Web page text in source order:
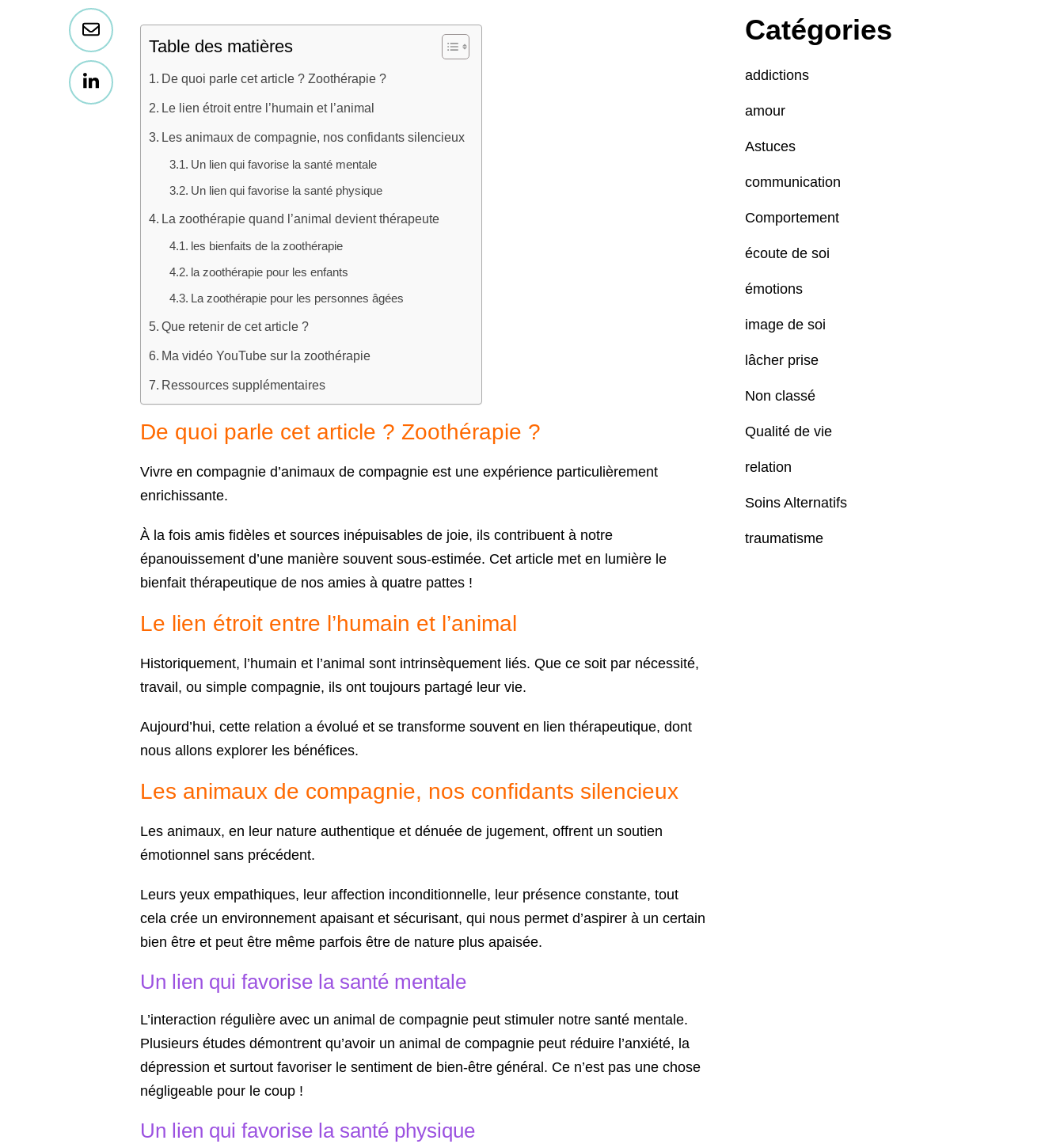
Table des matières
De quoi parle cet article ? Zoothérapie ?
Le lien étroit entre l’humain et l’animal
Les animaux de compagnie, nos confidants silencieux
Un lien qui favorise la santé mentale
Un lien qui favorise la santé physique
La zoothérapie quand l’animal devient thérapeute
les bienfaits de la zoothérapie
la zoothérapie pour les enfants
La zoothérapie pour les personnes âgées
Que retenir de cet article ?
Ma vidéo YouTube sur la zoothérapie
Ressources supplémentaires
De quoi parle cet article ? Zoothérapie ?
Vivre en compagnie d’animaux de compagnie est une expérience particulièrement
enrichissante.
À la fois amis fidèles et sources inépuisables de joie, ils contribuent à notre
épanouissement d’une manière souvent sous-estimée. Cet article met en lumière le
bienfait thérapeutique de nos amies à quatre pattes !
Le lien étroit entre l’humain et l’animal
Historiquement, l’humain et l’animal sont intrinsèquement liés. Que ce soit par nécessité,
travail, ou simple compagnie, ils ont toujours partagé leur vie.
Aujourd’hui, cette relation a évolué et se transforme souvent en lien thérapeutique, dont
nous allons explorer les bénéfices.
Les animaux de compagnie, nos confidants silencieux
Les animaux, en leur nature authentique et dénuée de jugement, offrent un soutien
émotionnel sans précédent.
Leurs yeux empathiques, leur affection inconditionnelle, leur présence constante, tout
cela crée un environnement apaisant et sécurisant, qui nous permet d’aspirer à un certain
bien être et peut être même parfois être de nature plus apaisée.
Un lien qui favorise la santé mentale
L’interaction régulière avec un animal de compagnie peut stimuler notre santé mentale.
Plusieurs études démontrent qu’avoir un animal de compagnie peut réduire l’anxiété, la
dépression et surtout favoriser le sentiment de bien-être général. Ce n’est pas une chose
négligeable pour le coup !
Un lien qui favorise la santé physique
Catégories
addictions
amour
Astuces
communication
Comportement
écoute de soi
émotions
image de soi
lâcher prise
Non classé
Qualité de vie
relation
Soins Alternatifs
traumatisme